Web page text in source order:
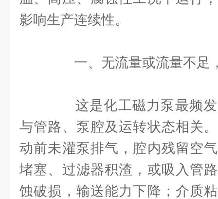
影响生产连续性。
一、无流量或流量不足
这是化工磁力泵最频发
与管路、泵腔及运转状态相关
动前未灌泵排气，腔内残留空
堵塞、过滤器积渣，或吸入管
蚀破损，输送能力下降；介质